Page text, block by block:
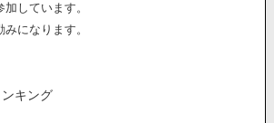
しています。
になります。
ンキング